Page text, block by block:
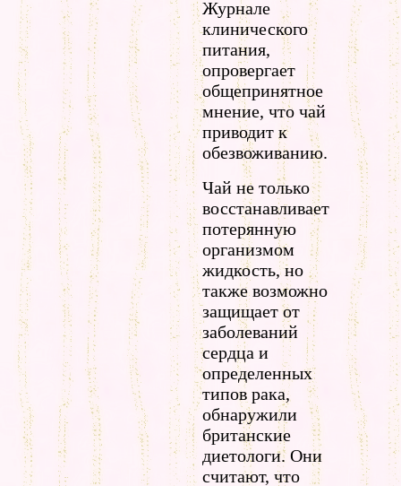
Журнале
клинического
питания,
опровергает
общепринятное
мнение, что чай
приводит к
обезвоживанию.
Чай не только
восстанавливает
потерянную
организмом
жидкость, но
также возможно
защищает от
заболеваний
сердца и
определенных
типов рака,
обнаружили
британские
диетологи. Они
считают, что